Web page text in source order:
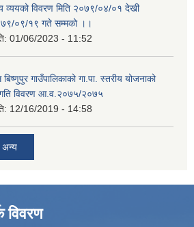
व्ययको विवरण मिति २०७९/०४/०१ देखी
०९/१९ गते सम्मको ।।
01/06/2023 - 11:52
गाउँपालिकाको गा.पा. स्तरीय योजनाको
विवरण आ.व.२०७५/२०७५
12/16/2019 - 14:58
अन्य
विवरण